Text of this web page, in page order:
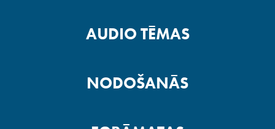
AUDIO TĒMAS
NODOŠANĀS